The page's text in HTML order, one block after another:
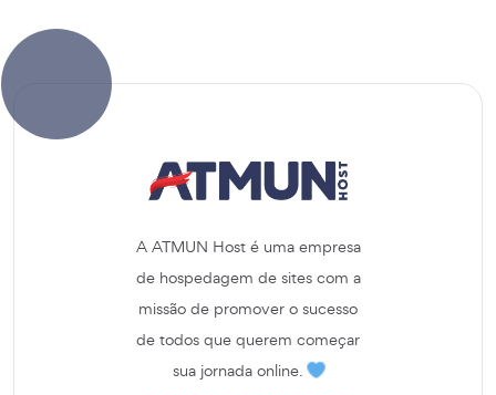
A ATMUN Host é uma empresa
de hospedagem de sites com a
missão de promover o sucesso
de todos que querem começar
sua jornada online.